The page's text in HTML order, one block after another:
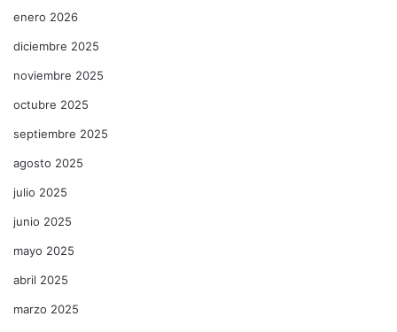
enero 2026
diciembre 2025
noviembre 2025
octubre 2025
septiembre 2025
agosto 2025
julio 2025
junio 2025
mayo 2025
abril 2025
marzo 2025